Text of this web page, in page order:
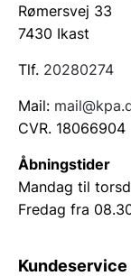
Rømersvej 33
7430 Ikast
Tlf. 20280274
Mail:
CVR. 18066904
Åbningstider
Mandag til
Fredag fra
Kundeservice